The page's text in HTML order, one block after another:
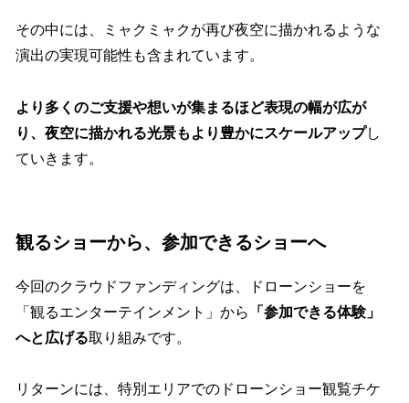
その中には、ミャクミャクが再び夜空に描かれるような
演出の実現可能性も含まれています。
より多くのご支援や想いが集まるほど表現の幅が広が
り、夜空に描かれる光景もより豊かにスケールアップし
ていきます。
観るショーから、参加できるショーへ
今回のクラウドファンディングは、ドローンショーを
「観るエンターテインメント」から
「参加できる体験」
へと広げる取り組みです。
リターンには、特別エリアでのドローンショー観覧チケ